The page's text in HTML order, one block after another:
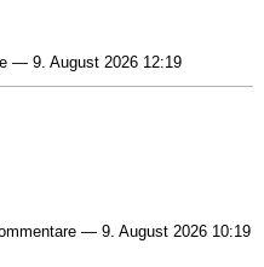
— 9. August 2026 12:19
— 9. August 2026 10:19